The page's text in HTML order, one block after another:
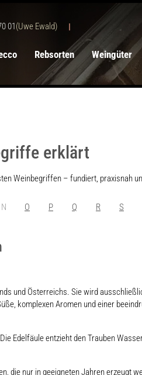
01(Uwe Ewald)
Rebsorten Weingüter
erklärt
Weinbegriffen – fundiert, praxisnah
N O P Q R S
und Österreichs. Sie wird
komplexen Aromen und einer
Edelfäule entzieht den Trauben
die nur in geeigneten Jahren erzeugt